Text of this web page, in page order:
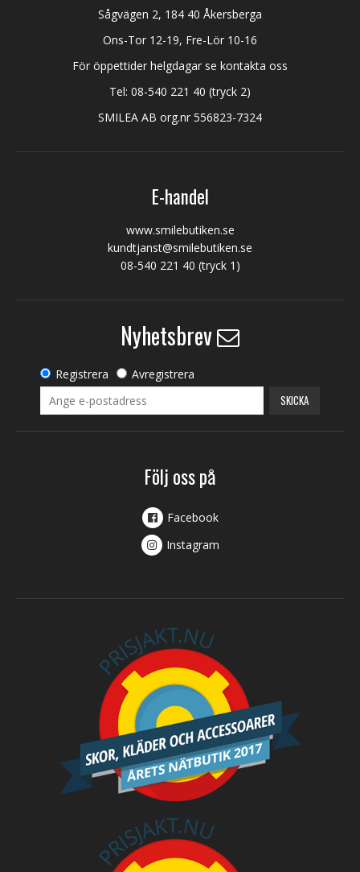
Sågvägen 2, 184 40 Åkersberga
Ons-Tor 12-19, Fre-Lör 10-16
För öppettider helgdagar se kontakta oss
Tel: 08-540 221 40 (tryck 2)
SMILEA AB org.nr 556823-7324
E-handel
www.smilebutiken.se
kundtjanst@smilebutiken.se
08-540 221 40 (tryck 1)
Nyhetsbrev
Registrera Avregistrera
SKICKA
Följ oss på
Facebook
Instagram